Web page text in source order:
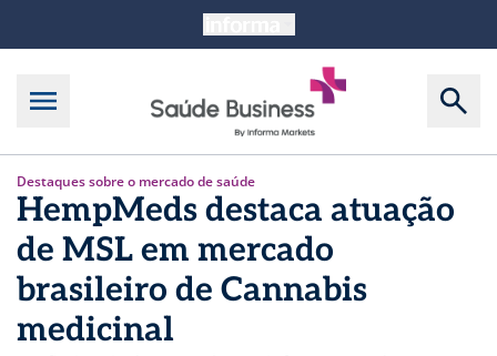
Destaques sobre o mercado de saúde
HempMeds destaca atuação
de MSL em mercado
brasileiro de Cannabis
medicinal